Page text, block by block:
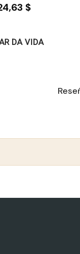
$
DA VIDA